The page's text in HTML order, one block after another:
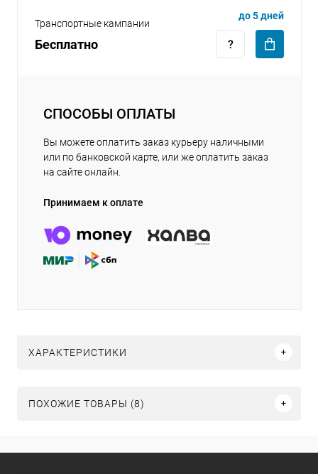
Транспортные кампании
Бесплатно
до 5 дней
СПОСОБЫ ОПЛАТЫ
Вы можете оплатить заказ курьеру наличными
или по банковской карте, или же оплатить заказ
на сайте онлайн.
Принимаем к оплате
ХАРАКТЕРИСТИКИ
ПОХОЖИЕ ТОВАРЫ (8)
раз в 2 недели